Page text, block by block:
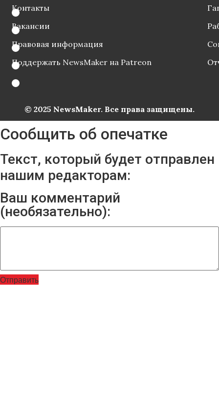
Контакты
Вакансии
Правовая информация
Поддержать NewsMaker на Patreon
© 2025 NewsMaker. Все права защищены.
Сообщить об опечатке
Текст, который будет отправлен
нашим редакторам:
Ваш комментарий
(необязательно):
Отправить